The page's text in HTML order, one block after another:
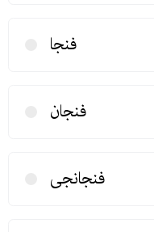
فنجا
فنجان
فنجانجی